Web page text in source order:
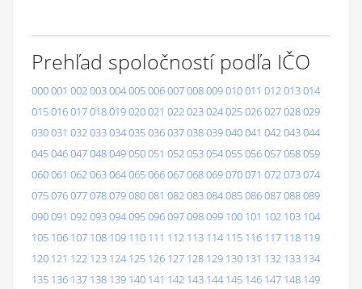
Prehľad spoločností podľa IČO
000001 002003004005006007008009010011 012013014
015016017018019020021 022023024025026027028029
030031 032033034035036037038039040041 042043044
045046047048049050051 052053054055056057058059
060061 062063064065066067068069070071 072073074
075076077078079080081 082083084085086087088089
090091 092093094095096097098099 100 101 102 103 104
105 106 107 108 109 110 111 112 113 114 115 116 117 118 119
120 121 122 123 124 125 126 127 128 129 130 131 132 133 134
135 136 137 138 139 140 141 142 143 144 145 146 147 148 149